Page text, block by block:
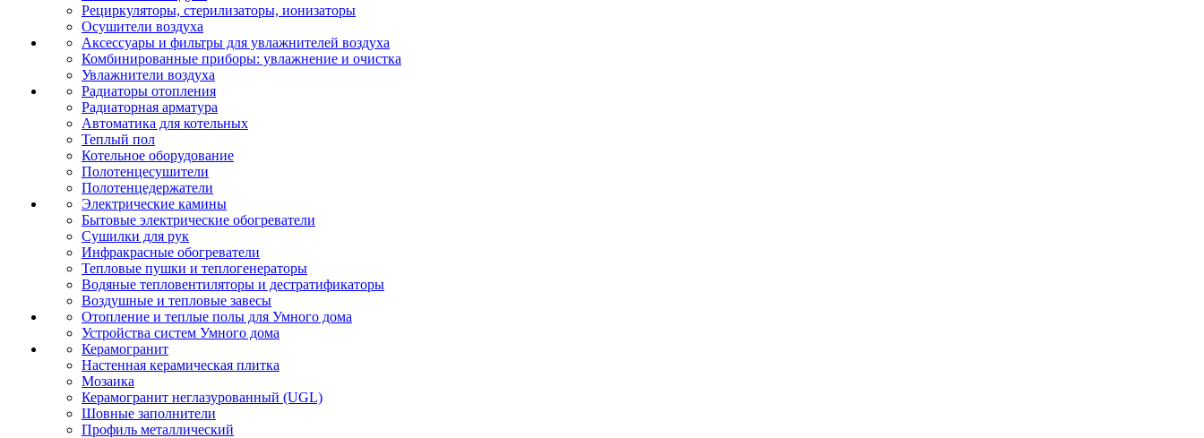
Рециркуляторы, стерилизаторы, ионизаторы
Осушители воздуха
Аксессуары и фильтры для увлажнителей воздуха
Комбинированные приборы: увлажнение и очистка
Увлажнители воздуха
Радиаторы отопления
Радиаторная арматура
Автоматика для котельных
Теплый пол
Котельное оборудование
Полотенцесушители
Полотенцедержатели
Электрические камины
Бытовые электрические обогреватели
Сушилки для рук
Инфракрасные обогреватели
Тепловые пушки и теплогенераторы
Водяные тепловентиляторы и дестратификаторы
Воздушные и тепловые завесы
Отопление и теплые полы для Умного дома
Устройства систем Умного дома
Керамогранит
Настенная керамическая плитка
Мозаика
Керамогранит неглазурованный (UGL)
Шовные заполнители
Профиль металлический